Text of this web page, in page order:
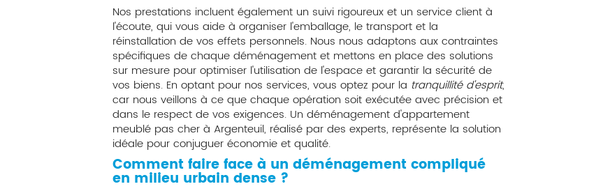
Nos prestations incluent également un suivi rigoureux et un service client à
l'écoute, qui vous aide à organiser l'emballage, le transport et la
réinstallation de vos effets personnels. Nous nous adaptons aux contraintes
spécifiques de chaque déménagement et mettons en place des solutions
sur mesure pour optimiser l'utilisation de l'espace et garantir la sécurité de
vos biens. En optant pour nos services, vous optez pour la tranquillité d'esprit,
car nous veillons à ce que chaque opération soit exécutée avec précision et
dans le respect de vos exigences. Un déménagement d'appartement
meublé pas cher à Argenteuil, réalisé par des experts, représente la solution
idéale pour conjuguer économie et qualité.
Comment faire face à un déménagement compliqué
en milieu urbain dense ?